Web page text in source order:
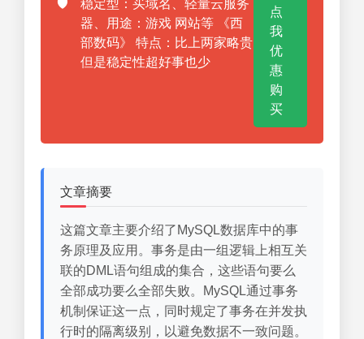
🛡️
稳定型：买域名、轻量云服务
器、用途：游戏 网站等 《西
部数码》 特点：比上两家略贵
但是稳定性超好事也少
点
我
优
惠
购
买
文章摘要
这篇文章主要介绍了MySQL数据库中的事
务原理及应用。事务是由一组逻辑上相互关
联的DML语句组成的集合，这些语句要么
全部成功要么全部失败。MySQL通过事务
机制保证这一点，同时规定了事务在并发执
行时的隔离级别，以避免数据不一致问题。